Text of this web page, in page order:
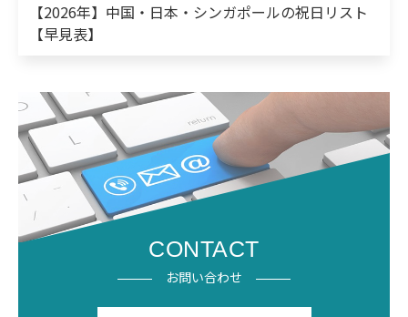
【2026年】中国・日本・シンガポールの祝日リスト
【早見表】
CONTACT
お問い合わせ